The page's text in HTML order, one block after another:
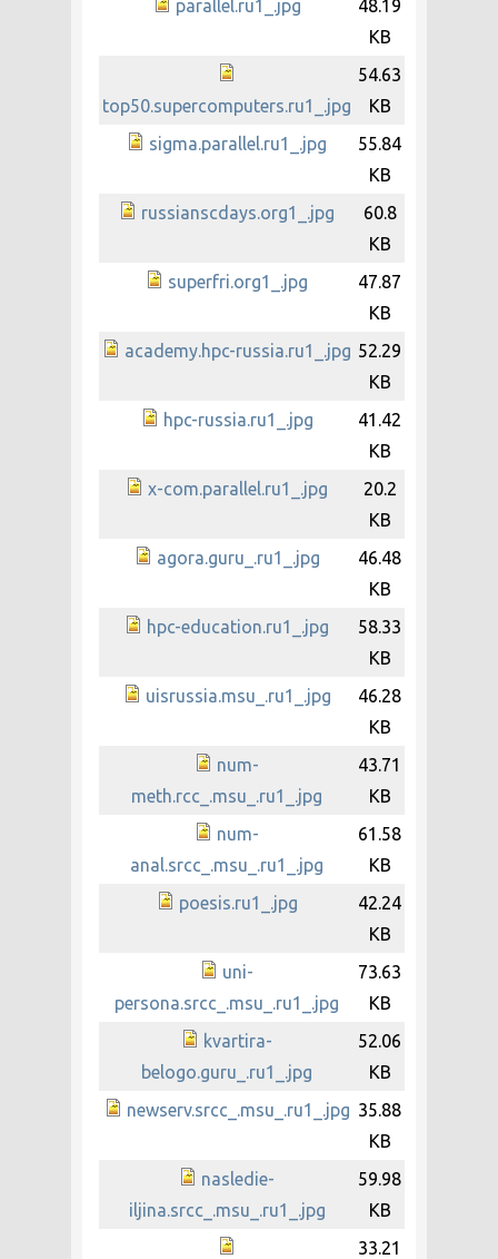
parallel.ru1_.jpg
48.19
KB
top50.supercomputers.ru1_.jpg
54.63
KB
sigma.parallel.ru1_.jpg
55.84
KB
russianscdays.org1_.jpg
60.8
KB
superfri.org1_.jpg
47.87
KB
academy.hpc-russia.ru1_.jpg 52.29
KB
hpc-russia.ru1_.jpg
41.42
KB
x-com.parallel.ru1_.jpg
20.2
KB
agora.guru_.ru1_.jpg
46.48
KB
hpc-education.ru1_.jpg
58.33
KB
uisrussia.msu_.ru1_.jpg
46.28
KB
num-
meth.rcc_.msu_.ru1_.jpg
43.71
KB
num-
anal.srcc_.msu_.ru1_.jpg
61.58
KB
poesis.ru1_.jpg
42.24
KB
uni-
persona.srcc_.msu_.ru1_.jpg
73.63
KB
kvartira-
belogo.guru_.ru1_.jpg
52.06
KB
newserv.srcc_.msu_.ru1_.jpg 35.88
KB
nasledie-
iljina.srcc_.msu_.ru1_.jpg
59.98
KB
33.21